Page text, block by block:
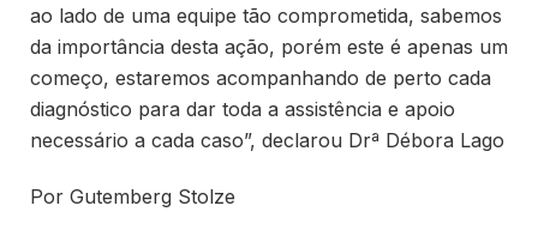
ao lado de uma equipe tão comprometida, sabemos
da importância desta ação, porém este é apenas um
começo, estaremos acompanhando de perto cada
diagnóstico para dar toda a assistência e apoio
necessário a cada caso”, declarou Drª Débora Lago
Por Gutemberg Stolze